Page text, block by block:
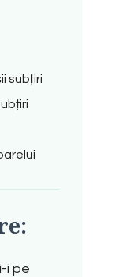
subțiri
i pe